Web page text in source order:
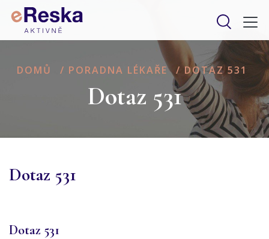
DOMŮ / PORADNA LÉKAŘE / DOTAZ 531
Dotaz 531
Dotaz 531
Dotaz 531